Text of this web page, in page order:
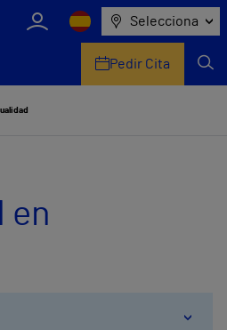
Selecciona
Pedir Cita
en